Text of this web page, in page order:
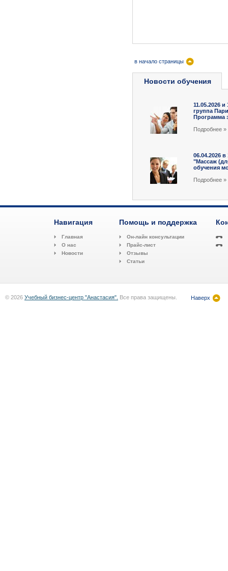
в начало страницы
Новости обучения
11.05.2026 и
группа
Программа
Подробнee »
06.04.2026 в
"Массаж
обучения
Подробнee »
Навигация
Главная
О нас
Новости
Помощь и поддержка
Он-лайн консультации
Прайс-лист
Отзывы
Статьи
© 2026 Учебный бизнес-центр "Анастасия". Все права защищены. Наверх